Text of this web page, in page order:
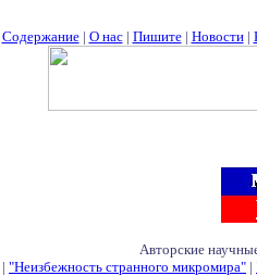
Содержание| О нас| Пишите| Новости|
Авторские
| "Неизбежность странного микромира" |